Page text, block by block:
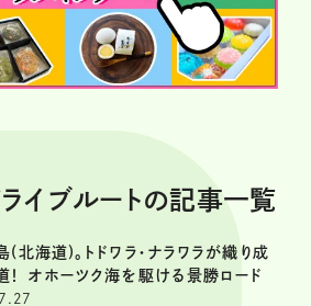
イブルートの記事一覧
(北海道)。トドワラ・ナラワラが織り成
！ オホーツク海を駆ける景勝ロード